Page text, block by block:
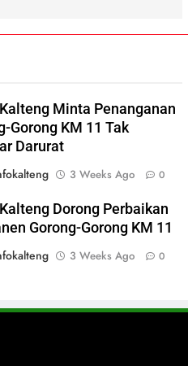
Kalteng Minta Penanganan
Gorong KM 11 Tak
Darurat
3 Weeks Ago 0
Dorong Perbaikan
Gorong-Gorong KM 11
3 Weeks Ago 0